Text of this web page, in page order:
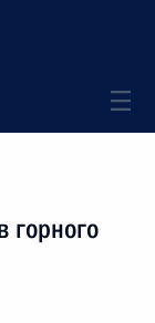
горного